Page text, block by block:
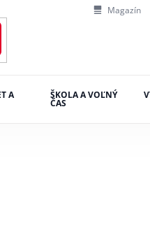
Magazín
A ŠKOLA A VOĽNÝ
ČAS